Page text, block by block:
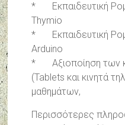
* Εκπαιδευτική
Thymio
* Εκπαιδευτική
Arduino
* Αξιοποίηση των
(Tablets και κινητά
μαθημάτων,
Περισσότερες